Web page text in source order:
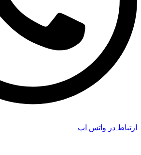
ارتباط در واتس اپ